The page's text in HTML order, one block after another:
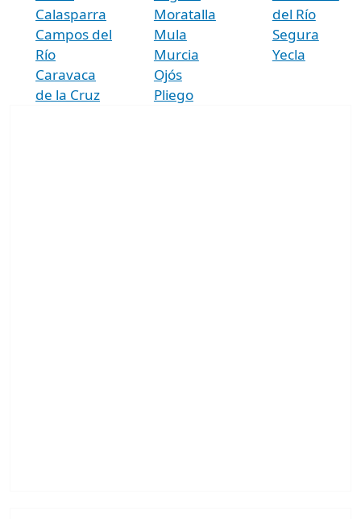
Calasparra
Campos del
Río
Caravaca
de la Cruz
Moratalla
Mula
Murcia
Ojós
Pliego
del Río
Segura
Yecla